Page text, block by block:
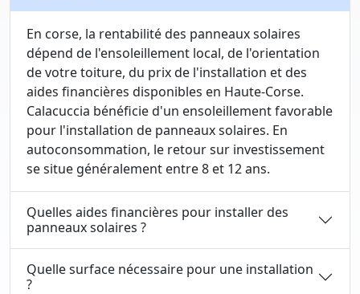
En corse, la rentabilité des panneaux solaires
dépend de l'ensoleillement local, de l'orientation
de votre toiture, du prix de l'installation et des
aides financières disponibles en Haute-Corse.
Calacuccia bénéficie d'un ensoleillement favorable
pour l'installation de panneaux solaires. En
autoconsommation, le retour sur investissement
se situe généralement entre 8 et 12 ans.
Quelles aides financières pour installer des
panneaux solaires ?
Quelle surface nécessaire pour une installation
?